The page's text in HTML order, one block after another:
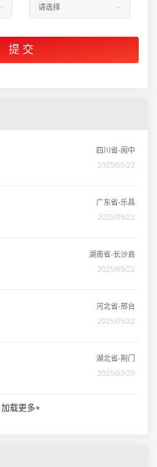
四川省-阆中
2025/05/22
广东省-乐昌
2025/05/22
湖南省-长沙县
2025/05/22
河北省-邢台
2025/05/22
湖北省-荆门
2025/03/20
加载更多+